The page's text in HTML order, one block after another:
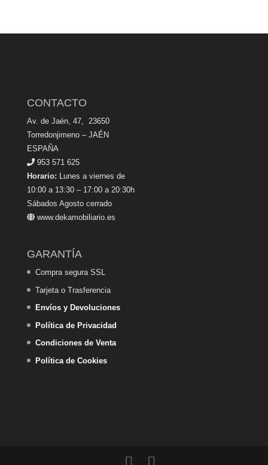
CONTACTO
Av. de Jaén, 47, 23650
Torredonjimeno – JAÉN
ESPAÑA
953 571 625
Horario: Lunes a viernes de
10:00 a 13:30 – 17:00 a 20:30h
Sábados Agosto cerrado
www.dekamobiliario.es
GARANTÍA
Compra segura SSL
Tarjeta o Trasferencia
Envíos y Devoluciones
Política de Privacidad
Condiciones de Venta
Política de Cookies